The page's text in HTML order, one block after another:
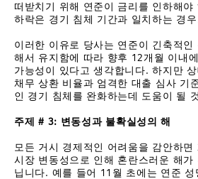
떠받치기 위해 연준이 금리를 인하해야
하락은 경기 침체 기간과 일치하는 경
이러한 이유로 당사는 연준이 긴축적인
해서 유지함에 따라 향후 12개월 이내
가능성이 있다고 생각합니다. 하지만
채무 상환 비율과 엄격한 대출 심사 기
인 경기 침체를 완화하는데 도움이 될
주제 # 3: 변동성과 불확실성의해
모든 거시 경제적인 어려움을 감안하
시장 변동성으로 인해 혼란스러운 해
닙니다. 예를 들어 11월 초에는 연준 성